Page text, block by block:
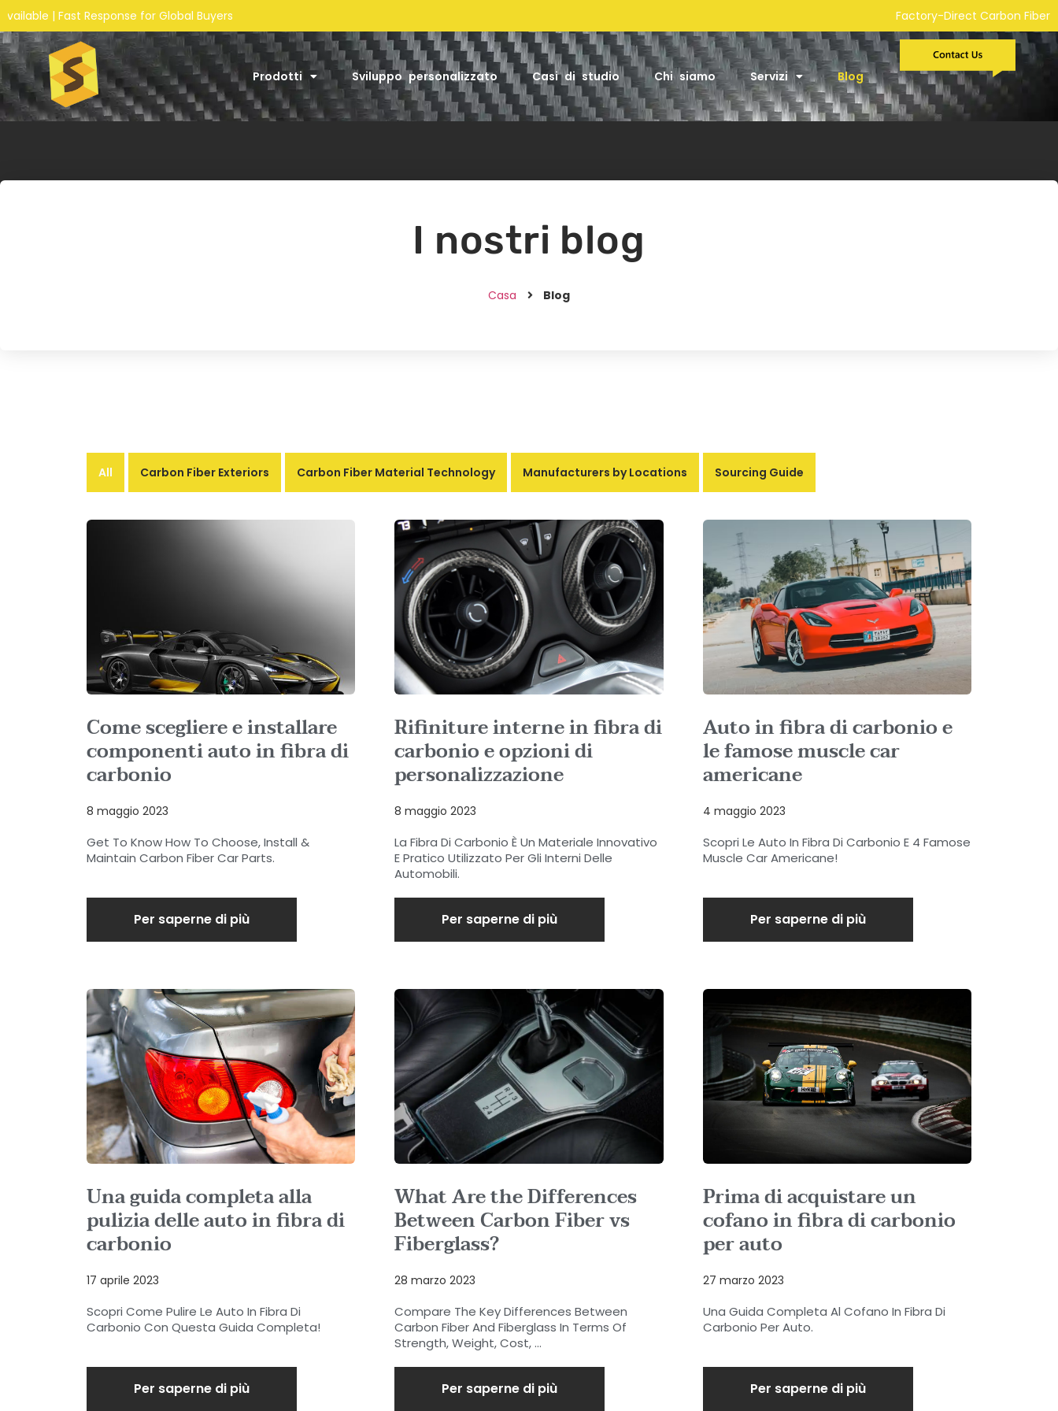
for Global Buyers Factory-Direct Carbon Fiber Car Parts
Prodotti Sviluppo personalizzato Casi di studio Chi siamo Servizi Blog
I nostri blog
Casa Blog
All Carbon Fiber Exteriors Carbon Fiber Material Technology Manufacturers by Locations Sourcing Guide
Come scegliere e installare
componenti auto in fibra di
carbonio
8 maggio 2023
Get To Know How To Choose, Install &
Maintain Carbon Fiber Car Parts.
Per saperne di più
Rifiniture interne in fibra di
carbonio e opzioni di
personalizzazione
8 maggio 2023
La Fibra Di Carbonio È Un Materiale Innovativo
E Pratico Utilizzato Per Gli Interni Delle
Automobili.
Per saperne di più
Auto in fibra di carbonio e
le famose muscle car
americane
4 maggio 2023
Scopri Le Auto In Fibra Di Carbonio E 4 Famose
Muscle Car Americane!
Per saperne di più
Una guida completa alla
pulizia delle auto in fibra di
carbonio
17 aprile 2023
Scopri Come Pulire Le Auto In Fibra Di
Carbonio Con Questa Guida Completa!
Per saperne di più
What Are the Differences
Between Carbon Fiber vs
Fiberglass?
28 marzo 2023
Compare The Key Differences Between
Carbon Fiber And Fiberglass In Terms Of
Strength, Weight, Cost, ...
Per saperne di più
Prima di acquistare un
cofano in fibra di carbonio
per auto
27 marzo 2023
Una Guida Completa Al Cofano In Fibra Di
Carbonio Per Auto.
Per saperne di più